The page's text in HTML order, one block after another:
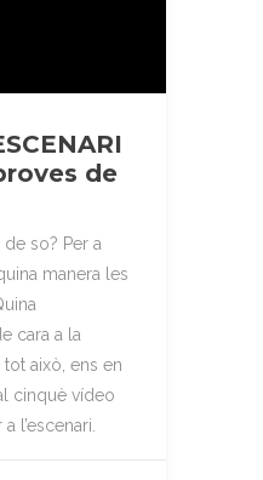
de
so? Per a
manera les
cara a la
això, ens en
cinquè vídeo
l’escenari.